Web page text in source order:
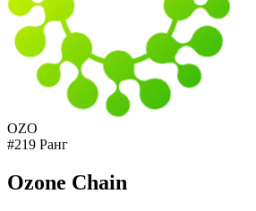
OZO
#219 Ранг
Ozone Chain